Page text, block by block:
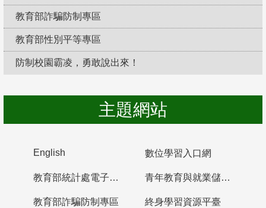
教育部詐騙防制專區
教育部性別平等專區
防制校園霸凌，勇敢說出來！
主題網站
English 數位學習入口網
教育部統計處電子書櫃 青年教育與就業儲蓄帳戶
教育部詐騙防制專區 終身學習資源平臺